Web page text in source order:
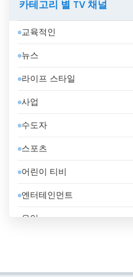
대한민국
덴마크
도미니카 공화국
독일
라트비아
러시아
레바논
루마니아
카테고리 별 TV 채널
교육적인
뉴스
라이프 스타일
사업
수도자
스포츠
어린이 티비
엔터테인먼트
음악